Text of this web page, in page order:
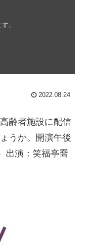
。
2022.08.24
齢者施設に配信
うか。開演午後
出演：笑福亭喬